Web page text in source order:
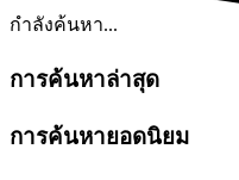
กำลังค้นหา...
การค้นหาล่าสุด
การค้นหายอดนิยม